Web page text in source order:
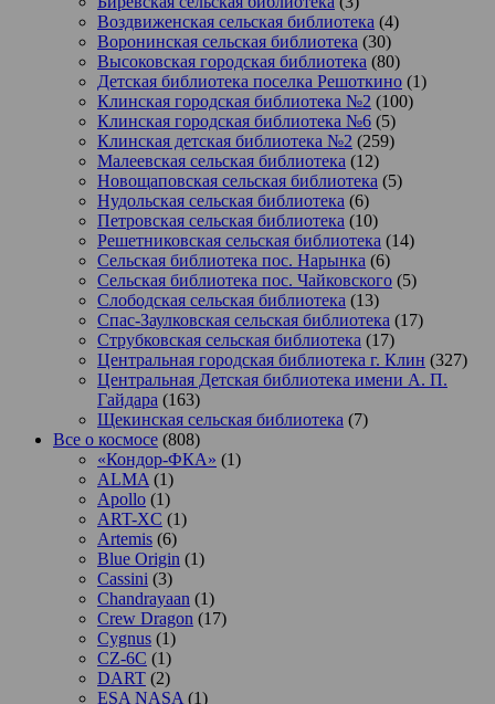
Воздвиженская сельская библиотека (4)
Воронинская сельская библиотека (30)
Высоковская городская библиотека (80)
Детская библиотека поселка Решоткино (1)
Клинская городская библиотека №2 (100)
Клинская городская библиотека №6 (5)
Клинская детская библиотека №2 (259)
Малеевская сельская библиотека (12)
Новощаповская сельская библиотека (5)
Нудольская сельская библиотека (6)
Петровская сельская библиотека (10)
Решетниковская сельская библиотека (14)
Сельская библиотека пос. Нарынка (6)
Сельская библиотека пос. Чайковского (5)
Слободская сельская библиотека (13)
Спас-Заулковская сельская библиотека (17)
Струбковская сельская библиотека (17)
Центральная городская библиотека г. Клин (327)
Центральная Детская библиотека имени А. П.
Гайдара (163)
Щекинская сельская библиотека (7)
Все о космосе (808)
«Кондор-ФКА» (1)
ALMA (1)
Apollo (1)
ART-XC (1)
Artemis (6)
Blue Origin (1)
Cassini (3)
Chandrayaan (1)
Crew Dragon (17)
Cygnus (1)
CZ-6C (1)
DART (2)
ESA NASA (1)